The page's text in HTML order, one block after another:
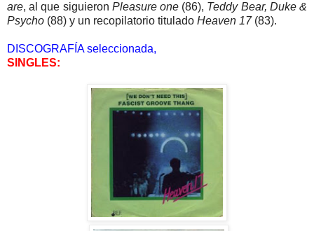
are, al que siguieron Pleasure one (86), Teddy Bear, Duke &
Psycho (88) y un recopilatorio titulado Heaven 17 (83).
DISCOGRAFÍA seleccionada,
SINGLES: